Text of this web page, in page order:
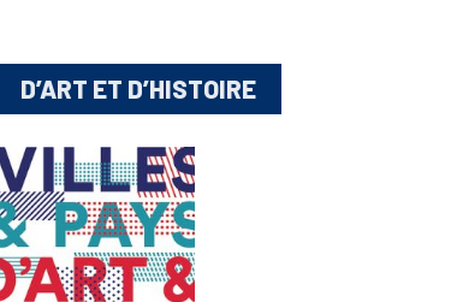
D’ART ET D’HISTOIRE